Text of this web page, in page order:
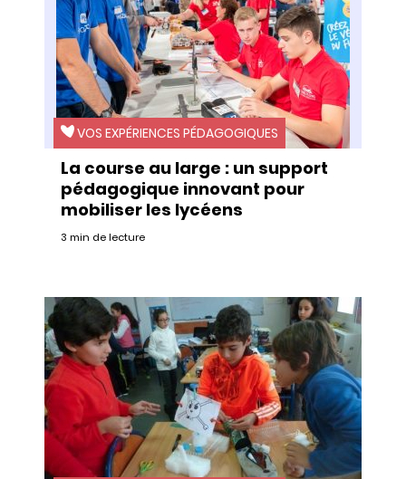
VOS EXPÉRIENCES PÉDAGOGIQUES
La course au large : un support
pédagogique innovant pour
mobiliser les lycéens
3 min de lecture